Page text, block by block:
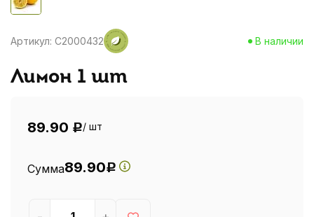
Артикул: C2000432 В наличии
Лимон 1 шт
89.90 Р/ шт
Сумма89.90Р